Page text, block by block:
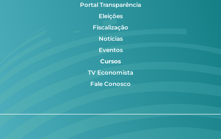
Portal Transparência
Eleições
Fiscalização
Notícias
Eventos
Cursos
TV Economista
Fale Conosco